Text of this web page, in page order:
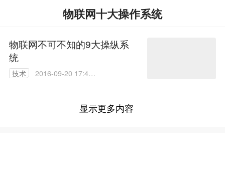
物联网十大操作系统
物联网不可不知的9大操纵系
统
技术
2016-09-20 17:45:
显示更多内容